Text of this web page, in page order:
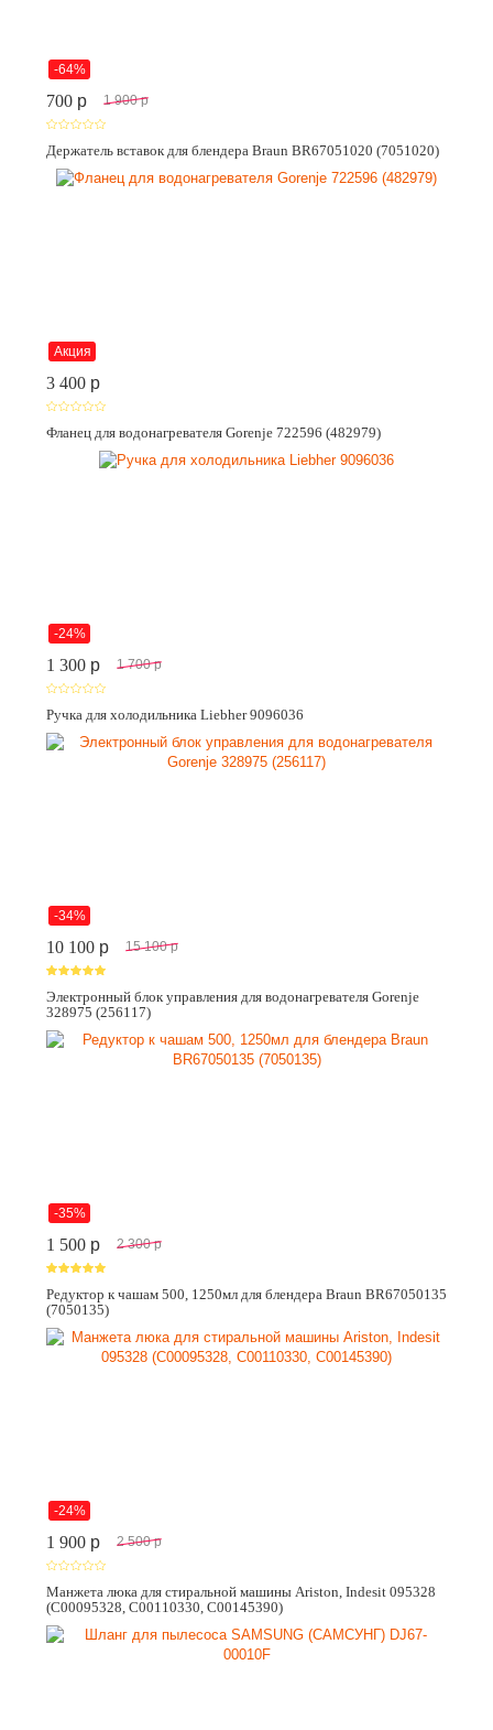
-64%
700 p 1 900 p
Держатель вставок для блендера Braun BR67051020 (7051020)
Акция
3 400 p
Фланец для водонагревателя Gorenje 722596 (482979)
-24%
1 300 p 1 700 p
Ручка для холодильника Liebher 9096036
-34%
10 100 p 15 100 p
Электронный блок управления для водонагревателя Gorenje
328975 (256117)
-35%
1 500 p 2 300 p
Редуктор к чашам 500, 1250мл для блендера Braun BR67050135
(7050135)
-24%
1 900 p 2 500 p
Манжета люка для стиральной машины Ariston, Indesit 095328
(C00095328, C00110330, C00145390)